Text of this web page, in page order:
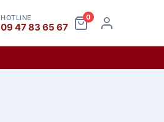
HOTLINE
09 47 83 65 67
0